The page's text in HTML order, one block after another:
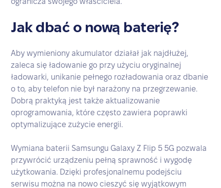
Jak dbać o nową baterię?
Aby wymieniony akumulator działał jak najdłużej,
zaleca się ładowanie go przy użyciu oryginalnej
ładowarki, unikanie pełnego rozładowania oraz dbanie
o to, aby telefon nie był narażony na przegrzewanie.
Dobrą praktyką jest także aktualizowanie
oprogramowania, które często zawiera poprawki
optymalizujące zużycie energii.
Wymiana baterii Samsungu Galaxy Z Flip 5 5G pozwala
przywrócić urządzeniu pełną sprawność i wygodę
użytkowania. Dzięki profesjonalnemu podejściu
serwisu można na nowo cieszyć się wyjątkowym